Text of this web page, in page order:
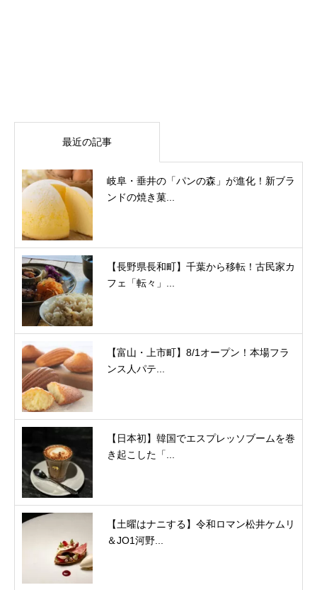
最近の記事
岐阜・垂井の「パンの森」が進化！新ブラ
ンドの焼き菓...
【長野県長和町】千葉から移転！古民家カ
フェ「転々」...
【富山・上市町】8/1オープン！本場フラ
ンス人パテ...
【日本初】韓国でエスプレッソブームを巻
き起こした「...
【土曜はナニする】令和ロマン松井ケムリ
＆JO1河野...